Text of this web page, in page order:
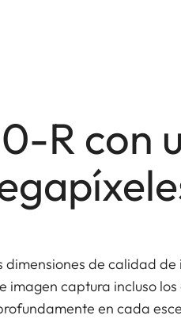
R con
dimensiones de calidad
imagen captura incluso
en cada